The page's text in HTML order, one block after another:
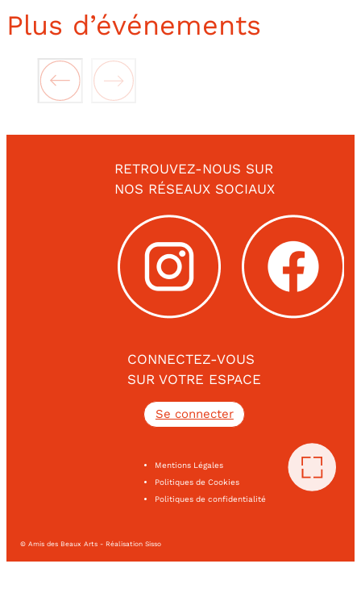
Plus d’événements
RETROUVEZ-NOUS SUR
NOS RÉSEAUX SOCIAUX
CONNECTEZ-VOUS
SUR VOTRE ESPACE
Se connecter
Mentions Légales
Politiques de Cookies
Politiques de confidentialité
© Amis des Beaux Arts - Réalisation Sisso